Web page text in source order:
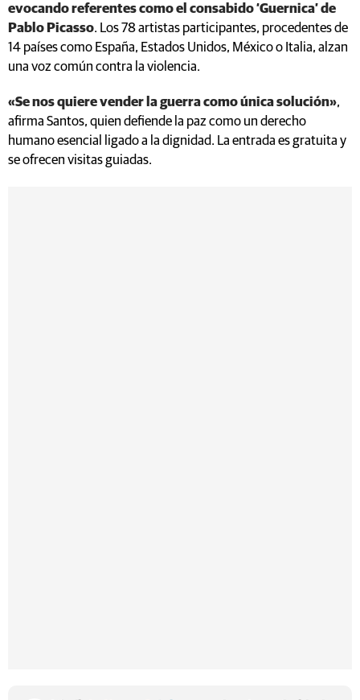
evocando referentes como el consabido ‘Guernica’ de
Pablo Picasso. Los 78 artistas participantes, procedentes de
14 países como España, Estados Unidos, México o Italia, alzan
una voz común contra la violencia.
«Se nos quiere vender la guerra como única solución»,
afirma Santos, quien defiende la paz como un derecho
humano esencial ligado a la dignidad. La entrada es gratuita y
se ofrecen visitas guiadas.